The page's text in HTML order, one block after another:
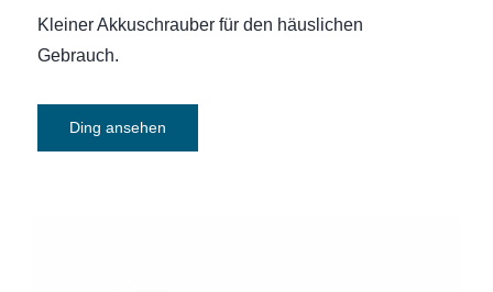
Kleiner Akkuschrauber für den häuslichen
Gebrauch.
Ding ansehen